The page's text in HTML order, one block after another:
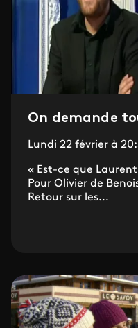
On demande
Lundi 22 février à
« Est-ce que
Pour Olivier de
Retour sur les...